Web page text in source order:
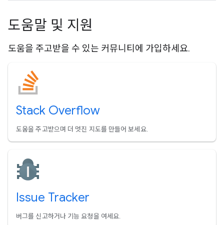
도움말 및 지원
도움을 주고받을 수 있는 커뮤니티에 가입하세요.
Stack Overflow
도움을 주고받으며 더 멋진 지도를 만들어 보세요.
Issue Tracker
버그를 신고하거나 기능 요청을 여세요.